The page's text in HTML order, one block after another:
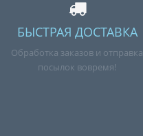
БЫСТРАЯ ДОСТАВКА
Обработка заказов и отправка
посылок вовремя!